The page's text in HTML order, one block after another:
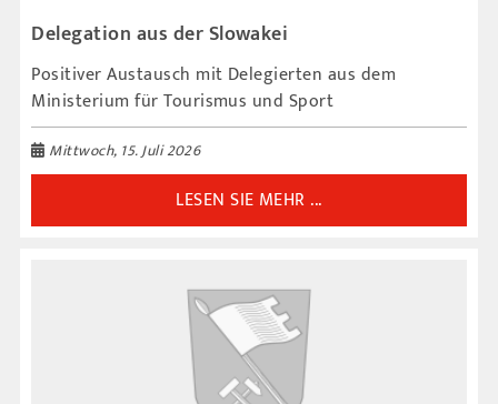
Delegation aus der Slowakei
Positiver Austausch mit Delegierten aus dem
Ministerium für Tourismus und Sport
Mittwoch, 15. Juli 2026
LESEN SIE MEHR ...